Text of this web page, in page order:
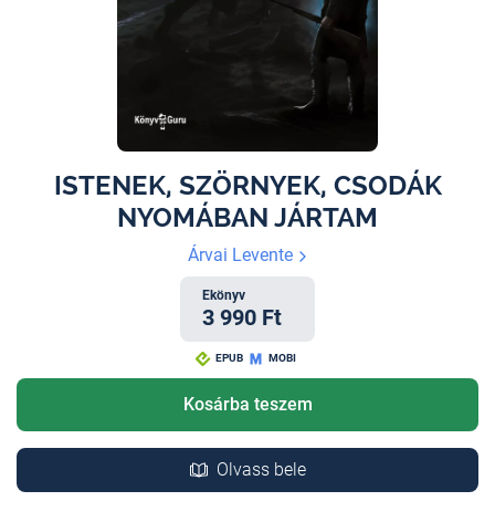
ISTENEK, SZÖRNYEK, CSODÁK
NYOMÁBAN JÁRTAM
Árvai Levente
Ekönyv
3 990 Ft
EPUB MOBI
Kosárba teszem
Olvass bele